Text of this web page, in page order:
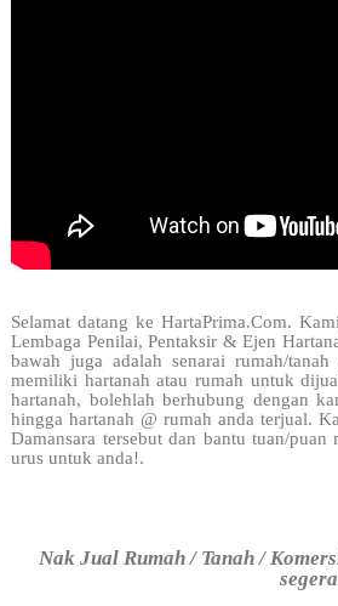
Selamat datang ke HartaPrima.Com.
Lembaga Penilai, Pentaksir & Ejen
bawah juga adalah senarai rumah/
memiliki hartanah atau rumah untuk
hartanah, bolehlah berhubung dengan
hingga hartanah @ rumah anda terjual.
Damansara tersebut dan bantu tuan/
urus untuk anda!.
Nak Jual Rumah / Tanah /